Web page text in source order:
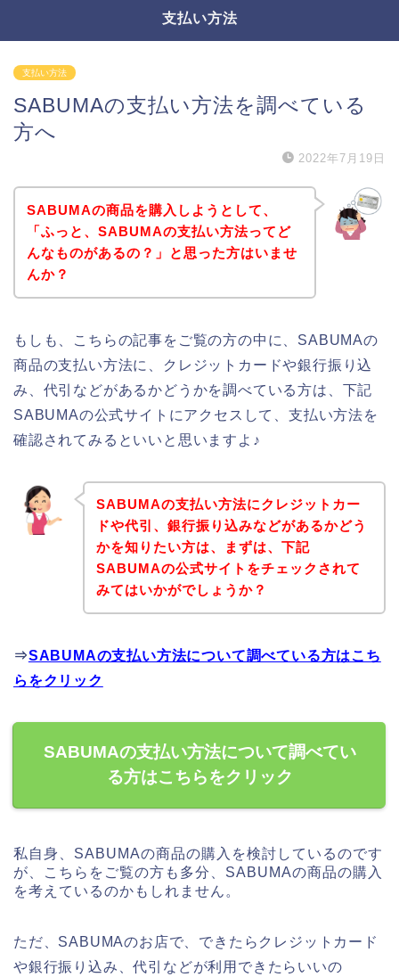
支払い方法
支払い方法
SABUMAの支払い方法を調べている
方へ
2022年7月19日
SABUMAの商品を購入しようとして、
「ふっと、SABUMAの支払い方法ってど
んなものがあるの？」と思った方はいませ
んか？
もしも、こちらの記事をご覧の方の中に、SABUMAの
商品の支払い方法に、クレジットカードや銀行振り込
み、代引などがあるかどうかを調べている方は、下記
SABUMAの公式サイトにアクセスして、支払い方法を
確認されてみるといいと思いますよ♪
SABUMAの支払い方法にクレジットカー
ドや代引、銀行振り込みなどがあるかどう
かを知りたい方は、まずは、下記
SABUMAの公式サイトをチェックされて
みてはいかがでしょうか？
⇒SABUMAの支払い方法について調べている方はこち
らをクリック
SABUMAの支払い方法について調べてい
る方はこちらをクリック
私自身、SABUMAの商品の購入を検討しているのです
が、こちらをご覧の方も多分、SABUMAの商品の購入
を考えているのかもしれません。
ただ、SABUMAのお店で、できたらクレジットカード
や銀行振り込み、代引などが利用できたらいいの